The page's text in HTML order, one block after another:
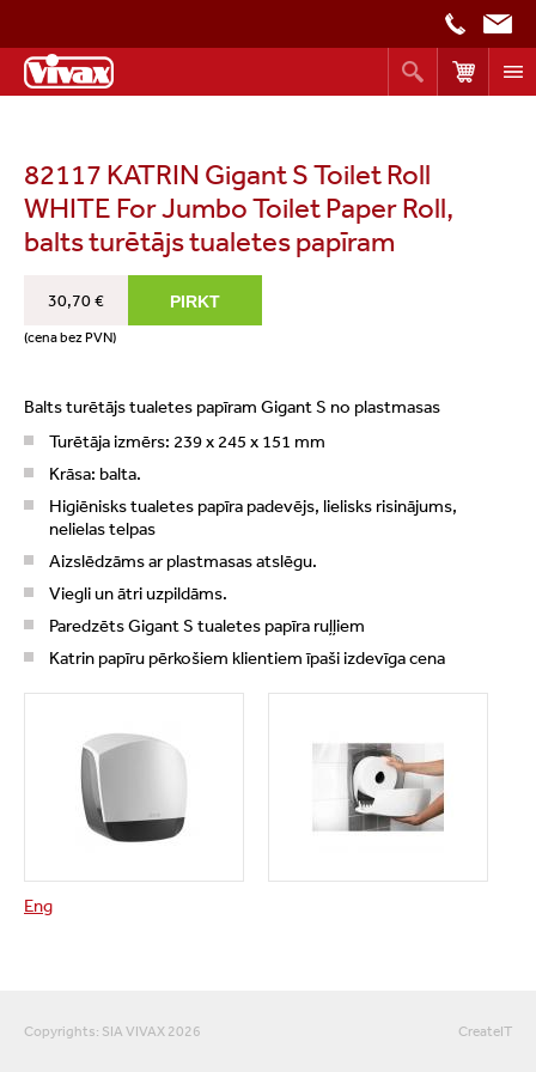
82117 KATRIN Gigant S Toilet Roll
WHITE For Jumbo Toilet Paper Roll,
balts turētājs tualetes papīram
30,70 €
(cena bez PVN)
Balts turētājs tualetes papīram Gigant S no plastmasas
Turētāja izmērs: 239 x 245 x 151 mm
Krāsa: balta.
Higiēnisks tualetes papīra padevējs, lielisks risinājums,
nelielas telpas
Aizslēdzāms ar plastmasas atslēgu.
Viegli un ātri uzpildāms.
Paredzēts Gigant S tualetes papīra ruļļiem
Katrin papīru pērkošiem klientiem īpaši izdevīga cena
Eng
Copyrights: SIA VIVAX 2026 CreateIT